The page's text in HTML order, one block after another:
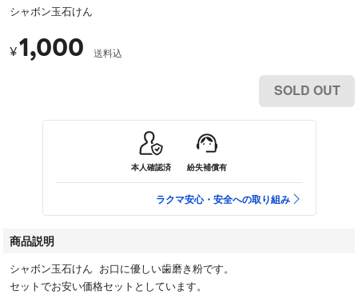
シャボン玉石けん
¥1,000 送料込
SOLD OUT
本人確認済 紛失補償有
ラクマ安心・安全への取り組み
商品説明
シャボン玉石けん お口に優しい歯磨き粉です。
セットでお安い価格セットとしています。